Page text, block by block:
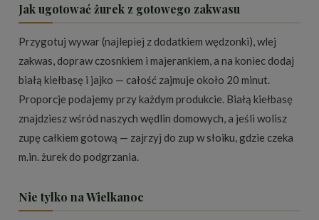
Jak ugotować żurek z gotowego zakwasu
Przygotuj wywar (najlepiej z dodatkiem wędzonki), wlej
zakwas, dopraw czosnkiem i majerankiem, a na koniec dodaj
białą kiełbasę i jajko — całość zajmuje około 20 minut.
Proporcje podajemy przy każdym produkcie. Białą kiełbasę
znajdziesz wśród naszych wędlin domowych , a jeśli wolisz
zupę całkiem gotową — zajrzyj do zup w słoiku , gdzie czeka
m.in. żurek do podgrzania.
Nie tylko na Wielkanoc